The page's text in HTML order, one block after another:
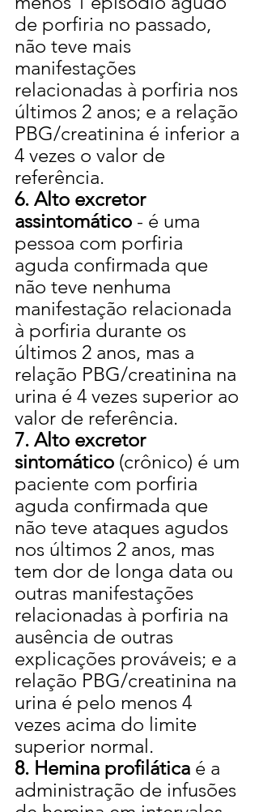
de porfiria no passado,
não teve mais
manifestações
relacionadas à porfiria nos
últimos 2 anos; e a relação
PBG/creatinina é inferior a
4 vezes o valor de
referência.
6. Alto excretor
assintomático - é uma
pessoa com porfiria
aguda confirmada que
não teve nenhuma
manifestação relacionada
à porfiria durante os
últimos 2 anos, mas a
relação PBG/creatinina na
urina é 4 vezes superior ao
valor de referência.
7. Alto excretor
sintomático (crônico) é um
paciente com porfiria
aguda confirmada que
não teve ataques agudos
nos últimos 2 anos, mas
tem dor de longa data ou
outras manifestações
relacionadas à porfiria na
ausência de outras
explicações prováveis; e a
relação PBG/creatinina na
urina é pelo menos 4
vezes acima do limite
superior normal.
8. Hemina profilática é a
administração de infusões